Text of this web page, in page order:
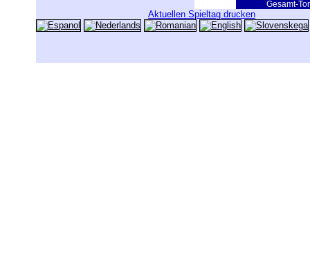
Gesamt-
Aktuellen Spieltag drucken